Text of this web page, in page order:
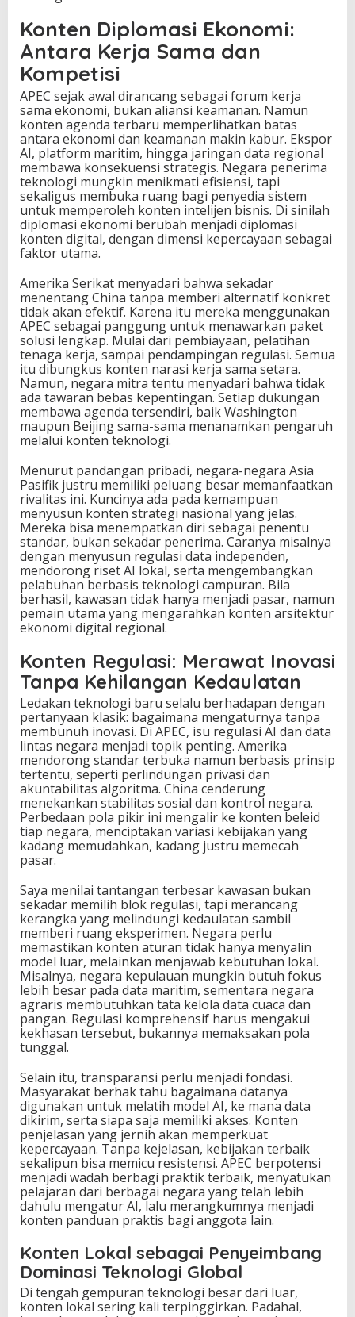
Konten Diplomasi Ekonomi:
Antara Kerja Sama dan
Kompetisi
APEC sejak awal dirancang sebagai forum kerja
sama ekonomi, bukan aliansi keamanan. Namun
konten agenda terbaru memperlihatkan batas
antara ekonomi dan keamanan makin kabur. Ekspor
AI, platform maritim, hingga jaringan data regional
membawa konsekuensi strategis. Negara penerima
teknologi mungkin menikmati efisiensi, tapi
sekaligus membuka ruang bagi penyedia sistem
untuk memperoleh konten intelijen bisnis. Di sinilah
diplomasi ekonomi berubah menjadi diplomasi
konten digital, dengan dimensi kepercayaan sebagai
faktor utama.
Amerika Serikat menyadari bahwa sekadar
menentang China tanpa memberi alternatif konkret
tidak akan efektif. Karena itu mereka menggunakan
APEC sebagai panggung untuk menawarkan paket
solusi lengkap. Mulai dari pembiayaan, pelatihan
tenaga kerja, sampai pendampingan regulasi. Semua
itu dibungkus konten narasi kerja sama setara.
Namun, negara mitra tentu menyadari bahwa tidak
ada tawaran bebas kepentingan. Setiap dukungan
membawa agenda tersendiri, baik Washington
maupun Beijing sama-sama menanamkan pengaruh
melalui konten teknologi.
Menurut pandangan pribadi, negara-negara Asia
Pasifik justru memiliki peluang besar memanfaatkan
rivalitas ini. Kuncinya ada pada kemampuan
menyusun konten strategi nasional yang jelas.
Mereka bisa menempatkan diri sebagai penentu
standar, bukan sekadar penerima. Caranya misalnya
dengan menyusun regulasi data independen,
mendorong riset AI lokal, serta mengembangkan
pelabuhan berbasis teknologi campuran. Bila
berhasil, kawasan tidak hanya menjadi pasar, namun
pemain utama yang mengarahkan konten arsitektur
ekonomi digital regional.
Konten Regulasi: Merawat Inovasi
Tanpa Kehilangan Kedaulatan
Ledakan teknologi baru selalu berhadapan dengan
pertanyaan klasik: bagaimana mengaturnya tanpa
membunuh inovasi. Di APEC, isu regulasi AI dan data
lintas negara menjadi topik penting. Amerika
mendorong standar terbuka namun berbasis prinsip
tertentu, seperti perlindungan privasi dan
akuntabilitas algoritma. China cenderung
menekankan stabilitas sosial dan kontrol negara.
Perbedaan pola pikir ini mengalir ke konten beleid
tiap negara, menciptakan variasi kebijakan yang
kadang memudahkan, kadang justru memecah
pasar.
Saya menilai tantangan terbesar kawasan bukan
sekadar memilih blok regulasi, tapi merancang
kerangka yang melindungi kedaulatan sambil
memberi ruang eksperimen. Negara perlu
memastikan konten aturan tidak hanya menyalin
model luar, melainkan menjawab kebutuhan lokal.
Misalnya, negara kepulauan mungkin butuh fokus
lebih besar pada data maritim, sementara negara
agraris membutuhkan tata kelola data cuaca dan
pangan. Regulasi komprehensif harus mengakui
kekhasan tersebut, bukannya memaksakan pola
tunggal.
Selain itu, transparansi perlu menjadi fondasi.
Masyarakat berhak tahu bagaimana datanya
digunakan untuk melatih model AI, ke mana data
dikirim, serta siapa saja memiliki akses. Konten
penjelasan yang jernih akan memperkuat
kepercayaan. Tanpa kejelasan, kebijakan terbaik
sekalipun bisa memicu resistensi. APEC berpotensi
menjadi wadah berbagi praktik terbaik, menyatukan
pelajaran dari berbagai negara yang telah lebih
dahulu mengatur AI, lalu merangkumnya menjadi
konten panduan praktis bagi anggota lain.
Konten Lokal sebagai Penyeimbang
Dominasi Teknologi Global
Di tengah gempuran teknologi besar dari luar,
konten lokal sering kali terpinggirkan. Padahal,